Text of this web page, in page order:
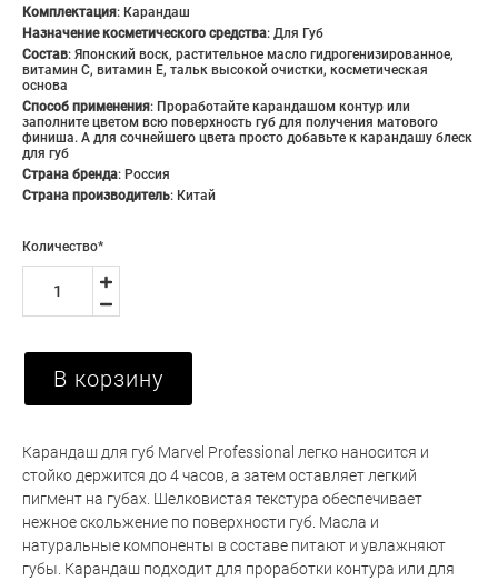
Комплектация: Карандаш
Назначение косметического средства: Для Губ
Состав: Японский воск, растительное масло гидрогенизированное,
витамин С, витамин Е, тальк высокой очистки, косметическая
основа
Способ применения: Проработайте карандашом контур или
заполните цветом всю поверхность губ для получения матового
финиша. А для сочнейшего цвета просто добавьте к карандашу блеск
для губ
Страна бренда: Россия
Страна производитель: Китай
Количество*
В корзину
Карандаш для губ Marvel Professional легко наносится и
стойко держится до 4 часов, а затем оставляет легкий
пигмент на губах. Шелковистая текстура обеспечивает
нежное скольжение по поверхности губ. Масла и
натуральные компоненты в составе питают и увлажняют
губы. Карандаш подходит для проработки контура или для